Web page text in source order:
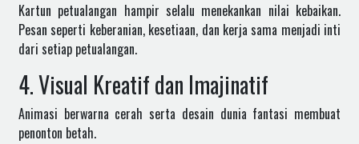
Kartun petualangan hampir selalu menekankan nilai kebaikan.
Pesan seperti keberanian, kesetiaan, dan kerja sama menjadi inti
dari setiap petualangan.
4. Visual Kreatif dan Imajinatif
Animasi berwarna cerah serta desain dunia fantasi membuat
penonton betah.